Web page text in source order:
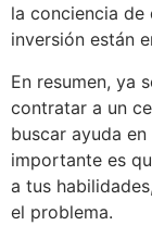
la conciencia
inversión están
En resumen, ya
contratar a un
buscar ayuda
importante es
a tus
el problema.